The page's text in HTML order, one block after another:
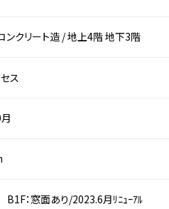
ンクリート造 /地上4階地下3階
ス
：窓面あり/2023.6月ﾘﾆｭｰｱﾙ